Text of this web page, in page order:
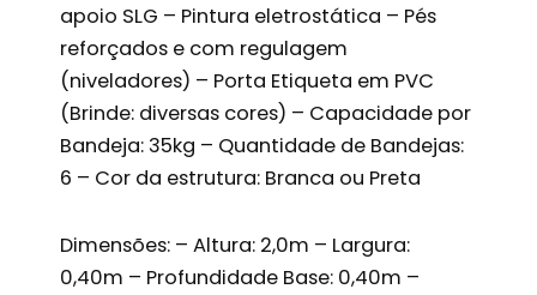
apoio SLG – Pintura eletrostática – Pés
reforçados e com regulagem
(niveladores) – Porta Etiqueta em PVC
(Brinde: diversas cores) – Capacidade por
Bandeja: 35kg – Quantidade de Bandejas:
6 – Cor da estrutura: Branca ou Preta
Dimensões: – Altura: 2,0m – Largura:
0,40m – Profundidade Base: 0,40m –